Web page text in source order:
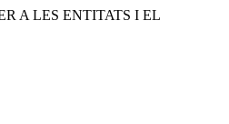
A LES ENTITATS I EL